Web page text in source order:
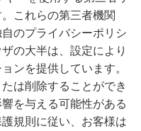
これらの第三者機関
のプライバシーポリシ
の大半は、設定により
ンを提供しています。
は削除することができ
を与える可能性がある
規則に従い、お客様は